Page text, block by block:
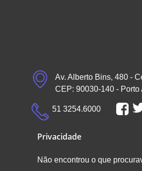
Av. Alberto Bins, 480 -
CEP: 90030-140 - Porto
51 3254.6000
Privacidade
Não encontrou o que